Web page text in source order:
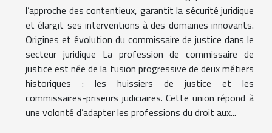
l’approche des contentieux, garantit la sécurité juridique
et élargit ses interventions à des domaines innovants.
Origines et évolution du commissaire de justice dans le
secteur juridique La profession de commissaire de
justice est née de la fusion progressive de deux métiers
historiques : les huissiers de justice et les
commissaires-priseurs judiciaires. Cette union répond à
une volonté d’adapter les professions du droit aux...